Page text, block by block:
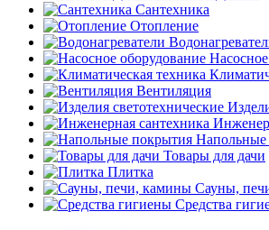
Сантехника
Отопление
Вентиляция
Напольные
Товары для дачи
Плитка
Сауны,
Средства